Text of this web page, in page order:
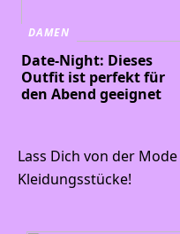
DAMEN
Date-Night: Dieses
Outfit ist perfekt für
den Abend geeignet
Lass Dich von der
Kleidungsstücke!